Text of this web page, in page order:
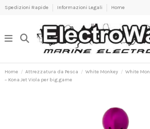
Spedizioni Rapide Informazioni Legali Home
Home Attrezzatura da Pesca White Monkey
White
– Kona Jet Viola per big game